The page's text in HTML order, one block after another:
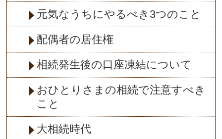
元気なうちにやるべき3つのこと
配偶者の居住権
相続発生後の口座凍結について
おひとりさまの相続で注意すべき
こと
大相続時代